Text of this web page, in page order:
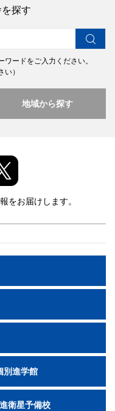
探す
ードをご入力ください。
）
地域から探す
をお届けします。
別進学館
衛星予備校